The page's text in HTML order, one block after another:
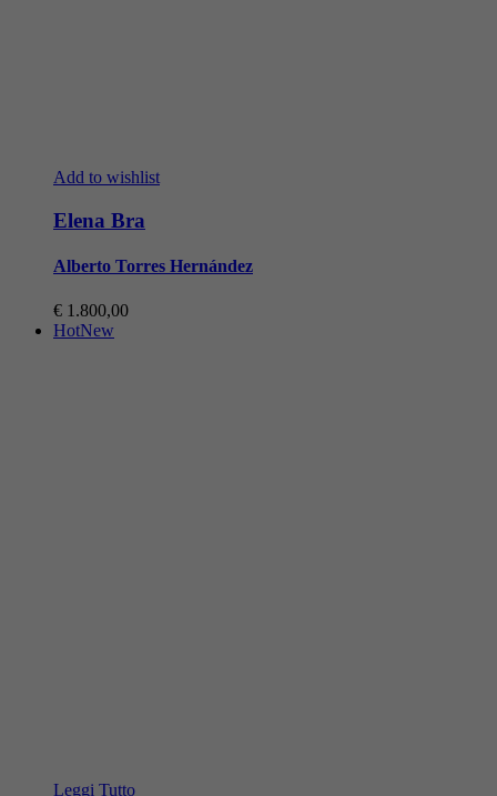
Add to wishlist
Elena Bra
Alberto Torres Hernández
€ 1.800,00
HotNew
Leggi Tutto